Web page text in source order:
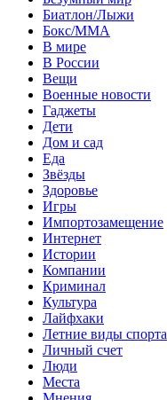
Биатлон/Лыжи
Бокс/MMA
В мире
В России
Вещи
Военные новости
Гаджеты
Дети
Дом и сад
Еда
Звёзды
Здоровье
Игры
Импортозамещение
Интернет
Истории
Компании
Криминал
Культура
Лайфхаки
Летние виды спорта
Личный счет
Люди
Места